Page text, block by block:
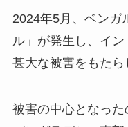
2024年5月、ベンガ
ル」が発生し、イ
甚大な被害をもたら
被害の中心となっ